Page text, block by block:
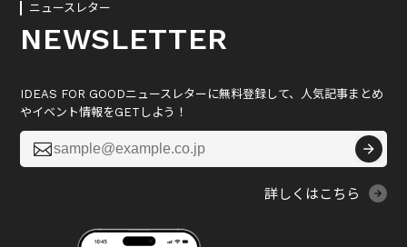
ニュースレター
NEWSLETTER
IDEAS FOR GOODニュースレターに無料登録して、人気記事まとめ
やイベント情報をGETしよう！

詳しくはこちら